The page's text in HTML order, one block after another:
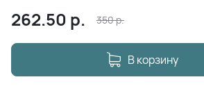
262.50 р. 350р.
В корзину